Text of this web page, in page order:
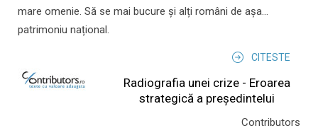
mare omenie. Să se mai bucure și alți români de așa...
patrimoniu național.
CITESTE
Radiografia unei crize - Eroarea
strategică a președintelui
Contributors